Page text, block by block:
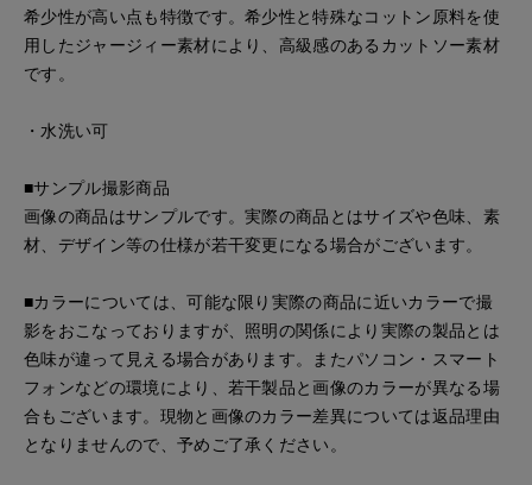
希少性が高い点も特徴です。希少性と特殊なコットン原料を使
用したジャージィー素材により、高級感のあるカットソー素材
です。
・水洗い可
■サンプル撮影商品
画像の商品はサンプルです。実際の商品とはサイズや色味、素
材、デザイン等の仕様が若干変更になる場合がございます。
■カラーについては、可能な限り実際の商品に近いカラーで撮
影をおこなっておりますが、照明の関係により実際の製品とは
色味が違って見える場合があります。またパソコン・スマート
フォンなどの環境により、若干製品と画像のカラーが異なる場
合もございます。現物と画像のカラー差異については返品理由
となりませんので、予めご了承ください。